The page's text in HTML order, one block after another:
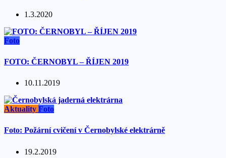
1.3.2020
Foto
FOTO: ČERNOBYL – ŘÍJEN 2019
10.11.2019
Aktuality Foto
Foto: Požární cvičení v Černobylské elektrárně
19.2.2019